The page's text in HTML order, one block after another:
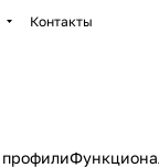
Контакты